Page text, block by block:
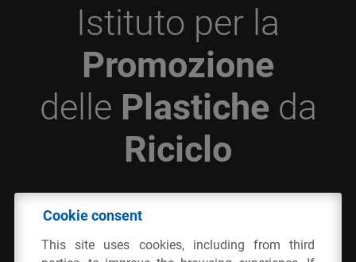
Istituto per la
Promozione
delle Plastiche da
Riciclo
© 2026 - IPPR Istituto per la Promozione delle
C.F. 97381090154
Cookie consent
This site uses cookies, including from third